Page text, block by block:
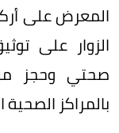
المعرض على
الزوار على
صحتي وحجز
بالمراكز